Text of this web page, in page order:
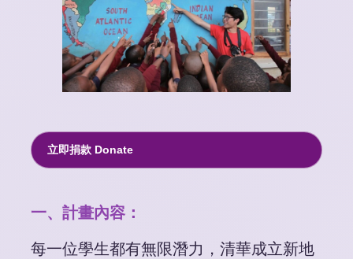
立即捐款 Donate
一、計畫內容：
每一位學生都有無限潛力，清華成立新地